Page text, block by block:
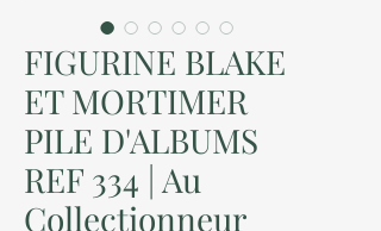
FIGURINE BLAKE
ET MORTIMER
PILE D'ALBUMS
REF 334 | Au
Collectionneur